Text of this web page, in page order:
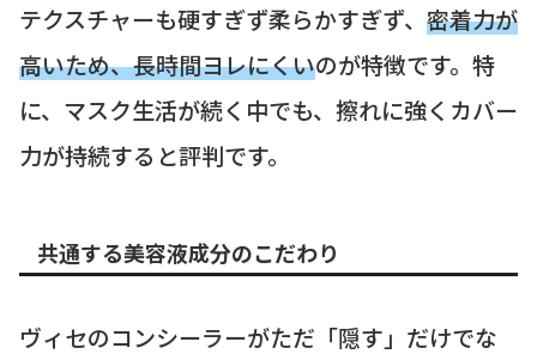
テクスチャーも硬すぎず柔らかすぎず、 密着力が
高いため、長時間ヨレにくいのが特徴です。特
に、マスク生活が続く中でも、擦れに強くカバー
力が持続すると評判です。
共通する美容液成分のこだわり
ヴィセのコンシーラーがただ「隠す」だけでな